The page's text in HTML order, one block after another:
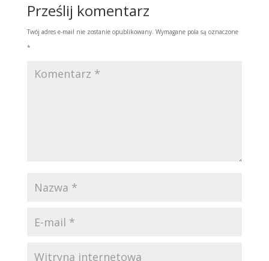
Prześlij komentarz
Twój adres e-mail nie zostanie opublikowany. Wymagane pola są oznaczone
*